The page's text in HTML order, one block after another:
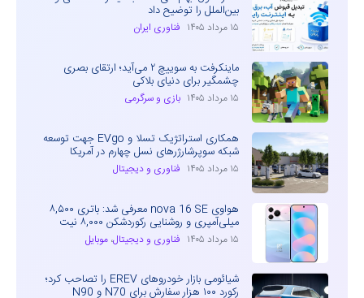
بین‌الملل را توضیح داد
۱۵ مرداد ۱۴۰۵ فناوری ایران
ماینکرفت به سوییچ ۲ می‌آید؛ ارتقای بصری
چشمگیر برای دنیای بلاکی
۱۵ مرداد ۱۴۰۵ بازی و سرگرمی
همکاری استراتژیک تسلا و EVgo جهت توسعه
شبکه سوپرشارژرهای نسل چهارم در آمریکا
۱۵ مرداد ۱۴۰۵ فناوری و دیجیتال
هواوی nova 16 SE معرفی شد: باتری ۸,۵۰۰
میلی‌آمپری و روشنایی رکوردشکن ۸,۰۰۰ نیت
۱۵ مرداد ۱۴۰۵ فناوری و دیجیتال، موبایل
شیائومی بازار خودروهای EREV را تصاحب کرد؛
رکورد ۱۰۰ هزار سفارش برای N70 و N90